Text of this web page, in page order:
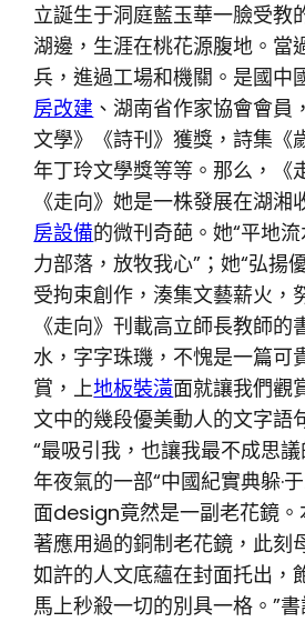
立誕生于洞庭藍玉華一臉受教
湖邊，生涯在桃花源腹地。當
兵，進過工場和機關。是國中
房改建 、湖南省作家協會會員
文學》《詩刊》獲獎，詩集《
年丁玲文學獎等等。那么，《
《走向》她是一株發展在湖湘
房設備的微刊奇葩。她“平地
力部落，放牧我心”；她“弘揚
受拘束創作，湊集文藝薪火，
《走向》刊載高立師長教師的
水，字字珠璣，不愧是一篇可
賞，上地板裝潢面就讓我們觀
文中的幾段優美動人的文字語
“最吸引我，也讓我最不成思
年夜氣的一部“中國紀實典躲·
面design竟然是一副老花鏡
著應用過的銅制老花鏡，此刻
如許的人文底蘊在封面托出，
馬上秒殺一切的別具一格。”